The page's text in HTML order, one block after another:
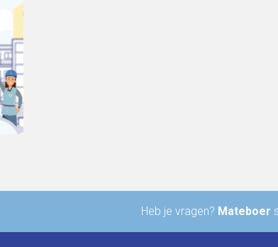
Heb je vragen? Mateboer